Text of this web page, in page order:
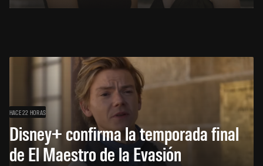
HACE 22 HORAS
Disney+ confirma la temporada final
de El Maestro de la Evasión